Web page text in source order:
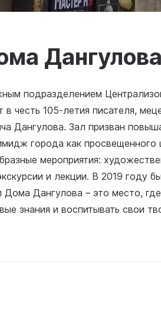
Дангулова
подразделением
честь 105-летия писателя,
Дангулова. Зал призван
города как просвещенного
мероприятия:
и лекции. В 2019 году
Дома Дангулова – это место,
знания и воспитывать свои